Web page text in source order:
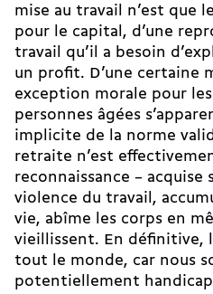
mise au travail n’est que
pour le capital, d’une
travail qu’il a besoin
un profit. D’une certaine
exception morale pour
personnes âgées
implicite de la norme
retraite n’est
reconnaissance – acquise
violence du travail,
vie, abîme les corps en
vieillissent. En définitive,
tout le monde, car nous
potentiellement